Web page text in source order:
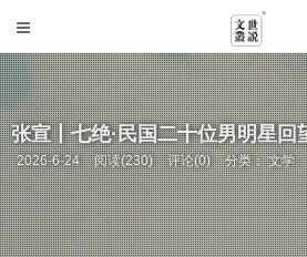
张宣丨七绝·民国二十位男明星回
2026-6-24 阅读(230) 评论(0) 分类：文学